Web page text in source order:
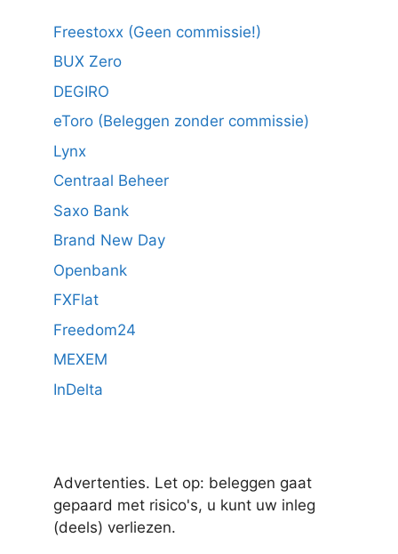
Freestoxx (Geen commissie!)
BUX Zero
DEGIRO
eToro (Beleggen zonder commissie)
Lynx
Centraal Beheer
Saxo Bank
Brand New Day
Openbank
FXFlat
Freedom24
MEXEM
InDelta
Advertenties. Let op: beleggen gaat
gepaard met risico's, u kunt uw inleg
(deels) verliezen.